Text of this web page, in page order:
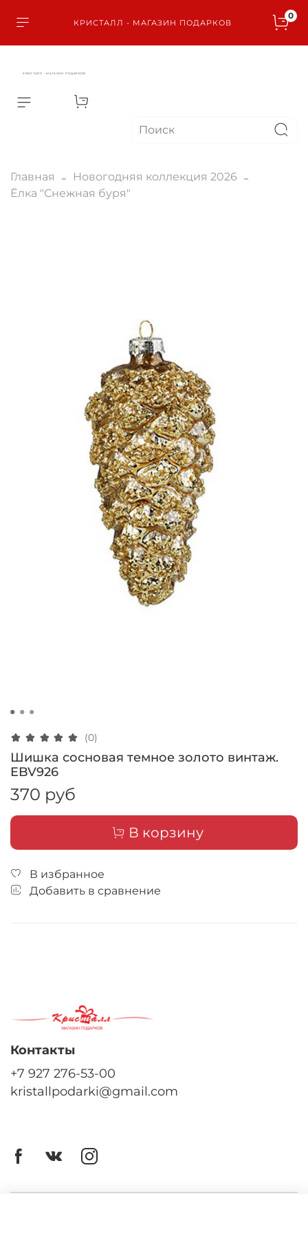
КРИСТАЛЛ - МАГАЗИН ПОДАРКОВ
0
КРИСТАЛЛ - МАГАЗИН ПОДАРКОВ
Главная
Новогодняя коллекция 2026
Ёлка "Снежная буря"
(0)
Шишка сосновая темное золото винтаж.
EBV926
370 руб
В корзину
В избранное
Добавить в сравнение
Контакты
+7 927 276-53-00
kristallpodarki@gmail.com